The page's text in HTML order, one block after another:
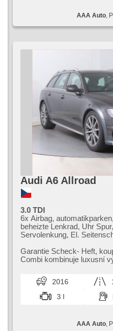
AAA Auto,
Audi A6 Allroad
3.0 TDI
6x Airbag,
beheizte Lenkrad, Uhr
Servolenkung, El.
Zentralverriegelung,
Elektronisches
Standheizung, beheizte
Scheibenwischersensor,
Anhängerkupplung,
Automatikgetriebe, Antrieb
Garantie Scheck​- Heft,​
Combi kombinuje luxusní
2016
3 l
AAA Auto,